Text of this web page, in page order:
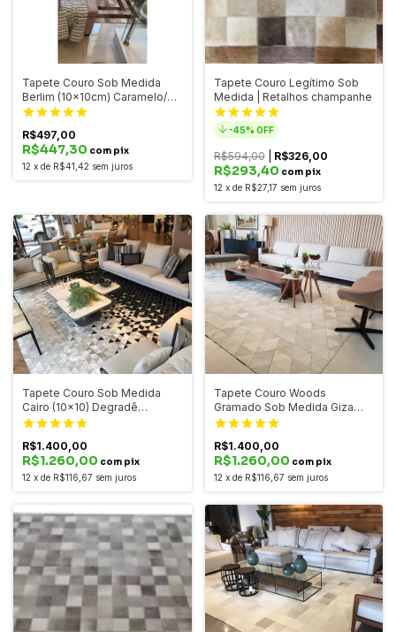
Tapete Couro Sob Medida
Berlim (10x10cm) Caramelo/
Bege Escuro com Borda
R$497,00
R$447,30 com pix
12 x de R$41,42 sem juros
Tapete Couro Legítimo Sob
Medida | Retalhos champanhe
-45% OFF
R$594,00 R$326,00
R$293,40 com pix
12 x de R$27,17 sem juros
Tapete Couro Sob Medida
Cairo (10x10) Degradê
Preto/Marfin
R$1.400,00
R$1.260,00 com pix
12 x de R$116,67 sem juros
Tapete Couro Woods
Gramado Sob Medida Giza
(20x20) Marfim
R$1.400,00
R$1.260,00 com pix
12 x de R$116,67 sem juros